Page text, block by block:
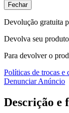
Fechar
Devolução gratuita
Devolva seu
Para devolver o
Políticas de trocas e
Denunciar Anúncio
Descrição e